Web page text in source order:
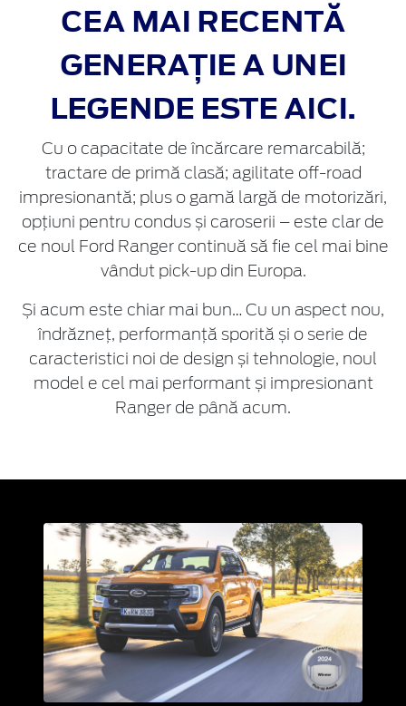
CEA MAI RECENTĂ
GENERAȚIE A UNEI
LEGENDE ESTE AICI.
Cu o capacitate de încărcare remarcabilă;
tractare de primă clasă; agilitate off-road
impresionantă; plus o gamă largă de motorizări,
opțiuni pentru condus și caroserii – este clar de
ce noul Ford Ranger continuă să fie cel mai bine
vândut pick-up din Europa.
Și acum este chiar mai bun… Cu un aspect nou,
îndrăzneț, performanță sporită și o serie de
caracteristici noi de design și tehnologie, noul
model e cel mai performant și impresionant
Ranger de până acum.